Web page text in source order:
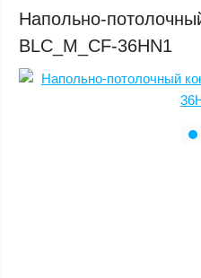
Напольно-
BLC_M_CF-36HN1